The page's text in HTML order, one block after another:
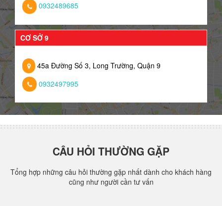
0932489685
CƠ SỞ 9
45a Đường Số 3, Long Trường, Quận 9
0932497995
CÂU HỎI THƯỜNG GẶP
Tổng hợp những câu hỏi thường gặp nhất dành cho khách hàng
cũng như người cần tư vấn